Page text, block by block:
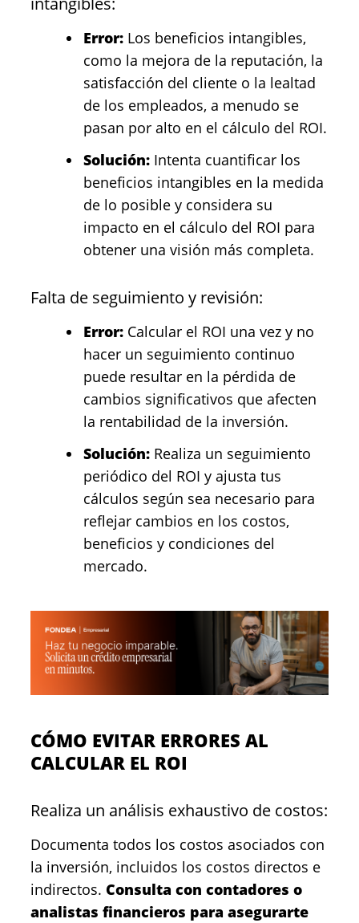
Error: Los beneficios intangibles,
como la mejora de la reputación, la
satisfacción del cliente o la lealtad
de los empleados, a menudo se
pasan por alto en el cálculo del ROI.
Solución: Intenta cuantificar los
beneficios intangibles en la medida
de lo posible y considera su
impacto en el cálculo del ROI para
obtener una visión más completa.
Falta de seguimiento y revisión:
Error: Calcular el ROI una vez y no
hacer un seguimiento continuo
puede resultar en la pérdida de
cambios significativos que afecten
la rentabilidad de la inversión.
Solución: Realiza un seguimiento
periódico del ROI y ajusta tus
cálculos según sea necesario para
reflejar cambios en los costos,
beneficios y condiciones del
mercado.
CÓMO EVITAR ERRORES AL
CALCULAR EL ROI
Realiza un análisis exhaustivo de costos:
Documenta todos los costos asociados con
la inversión, incluidos los costos directos e
indirectos. Consulta con contadores o
analistas financieros para asegurarte